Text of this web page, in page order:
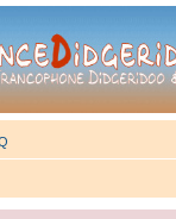
France Didgeridoo -